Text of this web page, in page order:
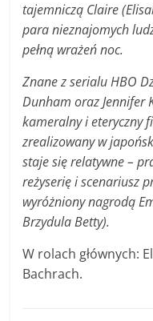
tajemniczą Claire
para nieznajomych
pełną wrażeń noc.
Znane z serialu HBO
Dunham oraz Jennifer
kameralny i eteryczny
zrealizowany w
staje się relatywne –
reżyserię i scenariusz
wyróżniony nagrodą
Brzydula Betty).
W rolach głównych:
Bachrach.